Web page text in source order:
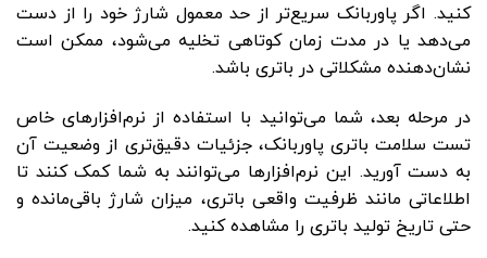
کنید. اگر پاوربانک سریع‌تر از حد معمول شارژ خود را از دست
می‌دهد یا در مدت زمان کوتاهی تخلیه می‌شود، ممکن است
نشان‌دهنده مشکلاتی در باتری باشد.
در مرحله بعد، شما می‌توانید با استفاده از نرم‌افزارهای خاص
تست سلامت باتری پاوربانک، جزئیات دقیق‌تری از وضعیت آن
به دست آورید. این نرم‌افزارها می‌توانند به شما کمک کنند تا
اطلاعاتی مانند ظرفیت واقعی باتری، میزان شارژ باقی‌مانده و
حتی تاریخ تولید باتری را مشاهده کنید.